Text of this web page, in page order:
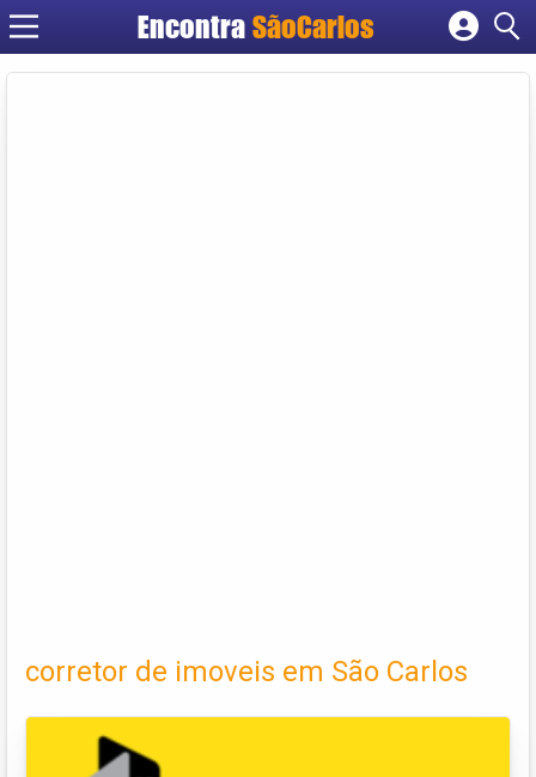
EncontraSãoCarlos
Cadastrar empresa
corretor de imoveis em São Carlos